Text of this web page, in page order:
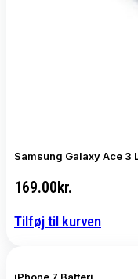
Samsung Galaxy Ace 3
169.00kr.
Tilføj til kurven